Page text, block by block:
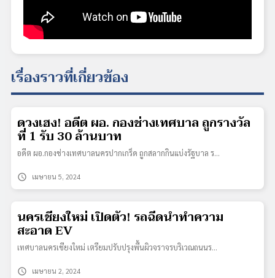
เรื่องราวที่เกี่ยวข้อง
ดวงเฮง! อดีต ผอ. กองช่างเทศบาล ถูกรางวัล
ที่ 1 รับ 30 ล้านบาท
อดีต ผอ.กองช่างเทศบาลนครปากเกร็ด ถูกสลากกินแบ่งรัฐบาล ร…
schedule เมษายน 5, 2024
นครเชียงใหม่ เปิดตัว! รถฉีดน้ำทำความ
สะอาด EV
เทศบาลนครเชียงใหม่ เตรียมปรับปรุงพื้นผิวจราจรบริเวณถนนร…
schedule เมษายน 2, 2024